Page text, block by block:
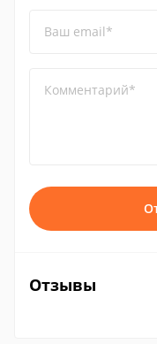
Ваш email*
Комментарий*
Отзывы